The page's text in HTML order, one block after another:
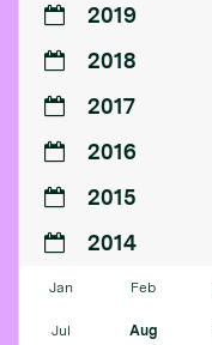
2019
2018
2017
2016
2015
2014
Jan Feb
Jul Aug